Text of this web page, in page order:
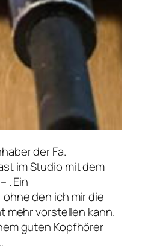
der Fa.
im Studio mit dem
. Ein
den ich mir die
mehr vorstellen kann.
guten Kopfhörer